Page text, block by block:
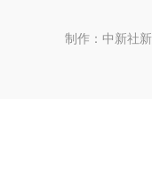
制作：中新